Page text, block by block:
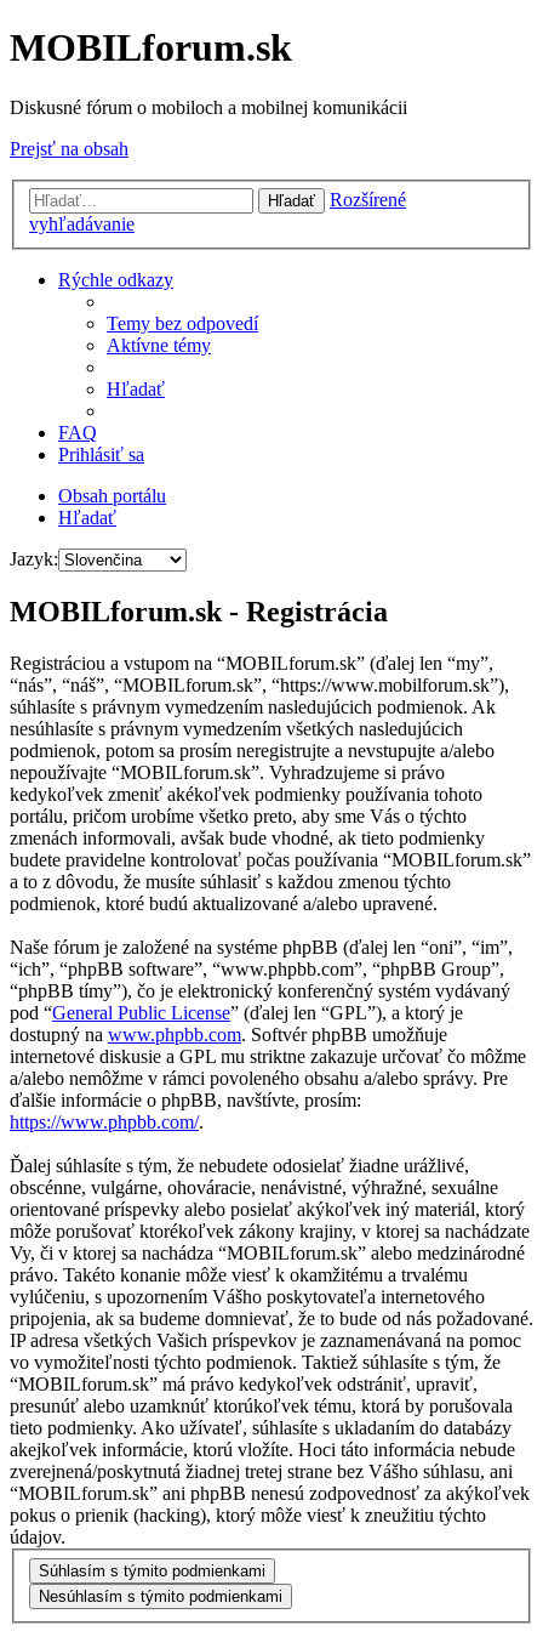
MOBILforum.sk
Diskusné fórum o mobiloch a mobilnej komunikácii
Prejsť na obsah
Hľadať
Rozšírené
vyhľadávanie
Rýchle odkazy
Temy bez odpovedí
Aktívne témy
Hľadať
FAQ
Prihlásiť sa
Obsah portálu
Hľadať
Jazyk:
MOBILforum.sk - Registrácia
Registráciou a vstupom na “MOBILforum.sk” (ďalej len “my”,
“nás”, “náš”, “MOBILforum.sk”, “https://www.mobilforum.sk”),
súhlasíte s právnym vymedzením nasledujúcich podmienok. Ak
nesúhlasíte s právnym vymedzením všetkých nasledujúcich
podmienok, potom sa prosím neregistrujte a nevstupujte a/alebo
nepoužívajte “MOBILforum.sk”. Vyhradzujeme si právo
kedykoľvek zmeniť akékoľvek podmienky používania tohoto
portálu, pričom urobíme všetko preto, aby sme Vás o týchto
zmenách informovali, avšak bude vhodné, ak tieto podmienky
budete pravidelne kontrolovať počas používania “MOBILforum.sk”
a to z dôvodu, že musíte súhlasiť s každou zmenou týchto
podmienok, ktoré budú aktualizované a/alebo upravené.
Naše fórum je založené na systéme phpBB (ďalej len “oni”, “im”,
“ich”, “phpBB software”, “www.phpbb.com”, “phpBB Group”,
“phpBB tímy”), čo je elektronický konferenčný systém vydávaný
pod “General Public License” (ďalej len “GPL”), a ktorý je
dostupný na www.phpbb.com. Softvér phpBB umožňuje
internetové diskusie a GPL mu striktne zakazuje určovať čo môžme
a/alebo nemôžme v rámci povoleného obsahu a/alebo správy. Pre
ďalšie informácie o phpBB, navštívte, prosím:
https://www.phpbb.com/.
Ďalej súhlasíte s tým, že nebudete odosielať žiadne urážlivé,
obscénne, vulgárne, ohováracie, nenávistné, výhražné, sexuálne
orientované príspevky alebo posielať akýkoľvek iný materiál, ktorý
môže porušovať ktorékoľvek zákony krajiny, v ktorej sa nachádzate
Vy, či v ktorej sa nachádza “MOBILforum.sk” alebo medzinárodné
právo. Takéto konanie môže viesť k okamžitému a trvalému
vylúčeniu, s upozornením Vášho poskytovateľa internetového
pripojenia, ak sa budeme domnievať, že to bude od nás požadované.
IP adresa všetkých Vašich príspevkov je zaznamenávaná na pomoc
vo vymožiteľnosti týchto podmienok. Taktiež súhlasíte s tým, že
“MOBILforum.sk” má právo kedykoľvek odstrániť, upraviť,
presunúť alebo uzamknúť ktorúkoľvek tému, ktorá by porušovala
tieto podmienky. Ako užívateľ, súhlasíte s ukladaním do databázy
akejkoľvek informácie, ktorú vložíte. Hoci táto informácia nebude
zverejnená/poskytnutá žiadnej tretej strane bez Vášho súhlasu, ani
“MOBILforum.sk” ani phpBB nenesú zodpovednosť za akýkoľvek
pokus o prienik (hacking), ktorý môže viesť k zneužitiu týchto
údajov.